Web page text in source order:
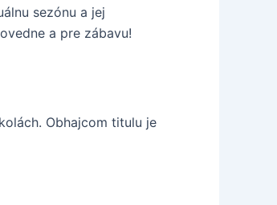
sezónu a jej
a pre zábavu!
Obhajcom titulu je